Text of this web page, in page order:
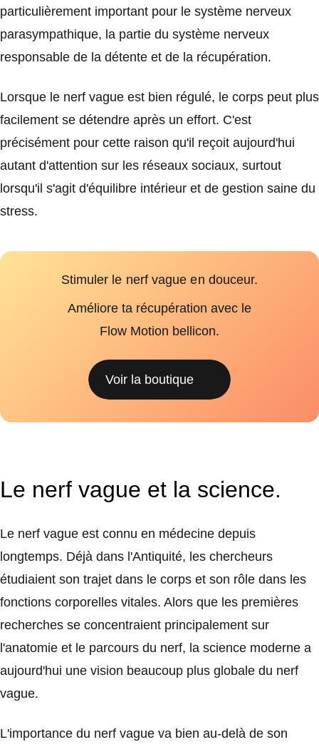
particulièrement important pour le système nerveux
parasympathique, la partie du système nerveux
responsable de la détente et de la récupération.
Lorsque le nerf vague est bien régulé, le corps peut plus
facilement se détendre après un effort. C'est
précisément pour cette raison qu'il reçoit aujourd'hui
autant d'attention sur les réseaux sociaux, surtout
lorsqu'il s'agit d'équilibre intérieur et de gestion saine du
stress.
Stimuler le nerf vague en douceur.
Améliore ta récupération avec le
Flow Motion bellicon.
Voir la boutique
Le nerf vague et la science.
Le nerf vague est connu en médecine depuis
longtemps. Déjà dans l'Antiquité, les chercheurs
étudiaient son trajet dans le corps et son rôle dans les
fonctions corporelles vitales. Alors que les premières
recherches se concentraient principalement sur
l'anatomie et le parcours du nerf, la science moderne a
aujourd'hui une vision beaucoup plus globale du nerf
vague.
L'importance du nerf vague va bien au-delà de son